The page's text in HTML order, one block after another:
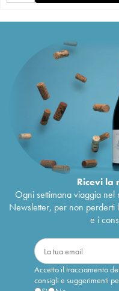
Ricevi la
Ogni settimana viaggia nel
Newsletter, per non perderti
e i
Accetto il tracciamento
consigli e suggerimenti